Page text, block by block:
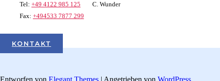
Tel: +49 4122 985 125 C. Wunder
Fax: +494533 7877 299
KONTAKT